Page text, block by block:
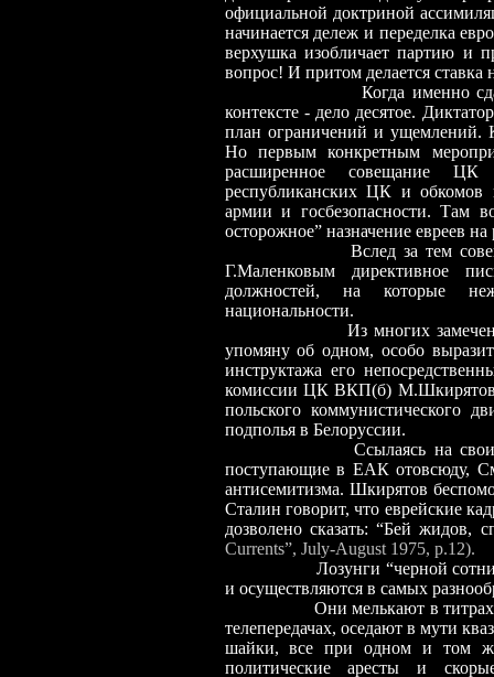
официальной доктриной
начинается дележ и переделка
верхушка изобличает партию и
вопрос! И притом делается ставка
Когда именно
контексте -дело десятое.
план ограничений и ущемлений.
Но первым конкретным
расширенное совещание
республиканских ЦК и обкомов
армии и госбезопасности. Там
осторожное” назначение евреев
Вслед за тем
Г.Маленковым директивное
должностей, на которые
национальности.
Из многих
упомяну об одном, особо
инструктажа его
комиссии ЦК ВКП(б) М.Шкирятов
польского коммунистического
подполья в Белоруссии.
Ссылаясь на
поступающие в ЕАК отовсюду,
антисемитизма. Шкирятов
Сталин говорит, что еврейские
дозволено сказать: “Бей жидов,
Currents”, July-August 1975, р.12).
Лозунги “черной
и осуществляются в самых
Они мелькают в
телепередачах, оседают в мути
шайки, все при одном и том
политические аресты и